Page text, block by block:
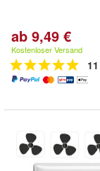
ab 9,49 €
Kostenloser Versand
11